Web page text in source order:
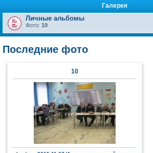
Галерея
Личные альбомы
Фото: 10
Последние фото
10